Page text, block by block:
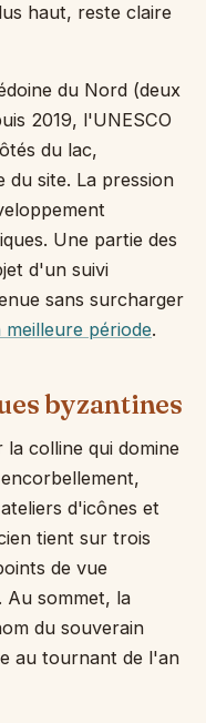
haut, reste claire
du Nord (deux
2019, l'UNESCO
du lac,
du site. La pression
Une partie des
d'un suivi
sans surcharger
meilleure période.
byzantines
la colline qui domine
d'icônes et
tient sur trois
de vue
Au sommet, la
du souverain
au tournant de l'an